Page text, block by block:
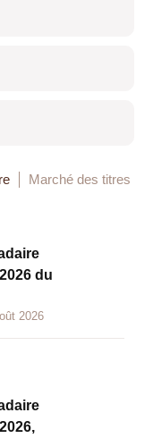
Marché des titres
du
2026